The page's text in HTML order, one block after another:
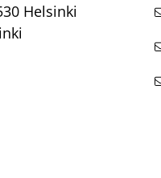
Helsinki